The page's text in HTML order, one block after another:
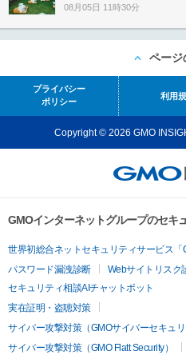
08月05日 11時30分
ページ
プライバシー
ポリシー
利用
Copyright © 2026 GMO
GMOインターネットグループのセキ
世界初総合ネットセキュリティサービス「
パスワード漏洩診断
Webサイトリスク
セキュリティ相談AIチャットボット
実在証明・盗聴対策
サイバー攻撃対策（GMOサイバーセキュリ
サイバー攻撃対策（GMO Flatt Security）